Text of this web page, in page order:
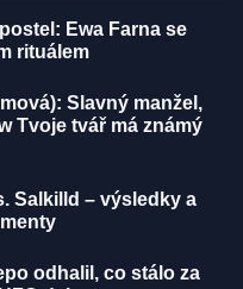
Ewa Farna se
rituálem
Slavný manžel,
Tvoje tvář má známý
Salkilld – výsledky a
odhalil, co stálo za